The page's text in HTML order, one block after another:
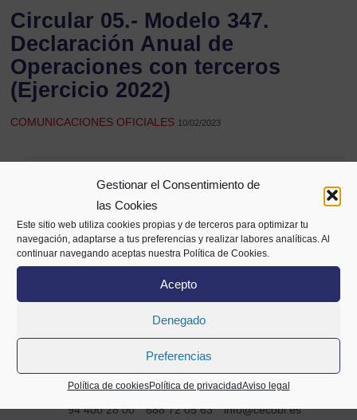
Gestionar el Consentimiento de
las Cookies
Este sitio web utiliza cookies propias y de terceros para optimizar tu
navegación, adaptarse a tus preferencias y realizar labores analíticas. Al
continuar navegando aceptas nuestra Política de Cookies.
Acepto
Denegado
Preferencias
Política de cookiesPolítica de privacidadAviso legal
Circular 05.- Modelo 347.
Declaración Anual de
Operaciones con terceros
(Ejercicio 2022)
COMUNICACIONES OFICIALES 10/02/2023
2º planta
48009 Bilbao
94 400 28 00
688 72 05 63 info@cecobi.es